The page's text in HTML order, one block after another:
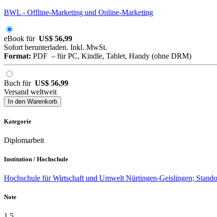
BWL - Offline-Marketing und Online-Marketing
eBook für US$ 56,99
Sofort herunterladen. Inkl. MwSt.
Format: PDF – für PC, Kindle, Tablet, Handy (ohne DRM)
Buch für US$ 56,99
Versand weltweit
In den Warenkorb
Kategorie
Diplomarbeit
Institution / Hochschule
Hochschule für Wirtschaft und Umwelt Nürtingen-Geislingen;
Note